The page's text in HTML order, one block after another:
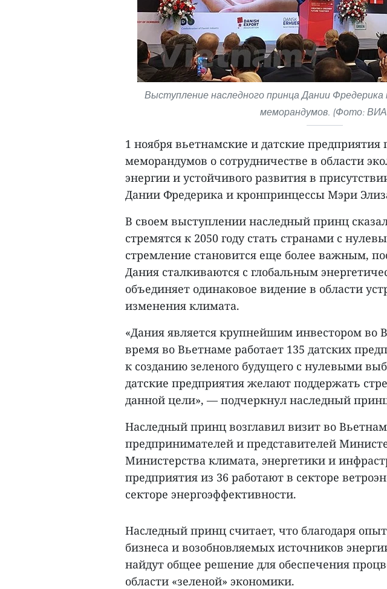
Выступление наследного принца Дании Фредерика
меморандумов. (Фото:
1 ноября вьетнамские и датские предприятия
меморандумов о сотрудничестве в области
энергии и устойчивого развития в
Дании Фредерика и кронпринцессы Мэри
В своем выступлении наследный принц
стремятся к 2050 году стать странами с
стремление становится еще более важным,
Дания сталкиваются с глобальным
объединяет одинаковое видение в области
изменения климата.
«Дания является крупнейшим инвестором во
время во Вьетнаме работает 135 датских
к созданию зеленого будущего с нулевыми
датские предприятия желают поддержать
данной цели», — подчеркнул наследный
Наследный принц возглавил визит во
предпринимателей и представителей
Министерства климата, энергетики и
предприятия из 36 работают в секторе
секторе энергоэффективности.
Наследный принц считает, что благодаря
бизнеса и возобновляемых источников
найдут общее решение для обеспечения
области «зеленой» экономики.